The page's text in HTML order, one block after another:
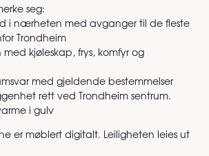
seg:
i nærheten med avganger til de fleste
Trondheim
med kjøleskap, frys, komfyr og
med gjeldende bestemmelser
rett ved Trondheim sentrum.
i gulv
er møblert digitalt. Leiligheten leies ut